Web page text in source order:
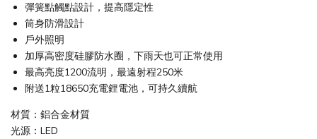
彈簧點觸點設計，提高隱定性
筒身防滑設計
戶外照明
加厚高密度硅膠防水圈，下雨天也可正常使用
最高亮度1200流明，最遠射程250米
附送1粒18650充電鋰電池，可持久續航
材質：鋁合金材質
光源：LED